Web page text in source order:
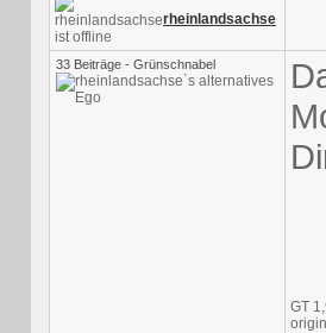
rheinlandsachse
33 Beiträge - Grünschnabel
GT